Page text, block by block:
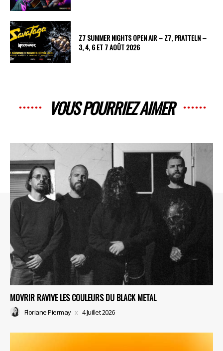
Z7 SUMMER NIGHTS OPEN AIR – Z7, PRATTELN –
3, 4, 6 ET 7 AOÛT 2026
VOUS POURRIEZ AIMER
MOVRIR RAVIVE LES COULEURS DU BLACK METAL
Floriane Piermay 4 Juillet 2026